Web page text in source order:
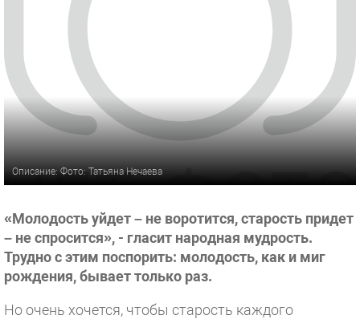
Описание: Фото: Татьяна Нечаева
«Молодость уйдет – не воротится, старость придет
– не спросится», - гласит народная мудрость.
Трудно с этим поспорить: молодость, как и миг
рождения, бывает только раз.
Но очень хочется, чтобы старость каждого